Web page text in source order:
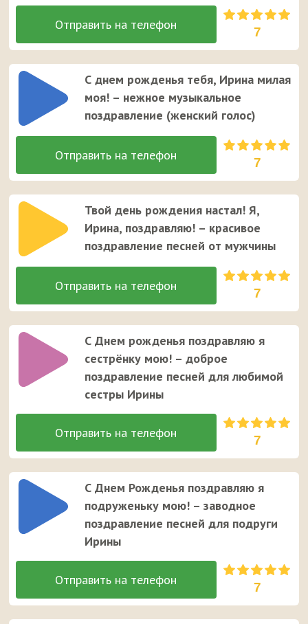
7
С днем рожденья тебя, Ирина милая
моя! – нежное музыкальное
поздравление (женский голос)
7
Твой день рождения настал! Я,
Ирина, поздравляю! – красивое
поздравление песней от мужчины
7
С Днем рожденья поздравляю я
сестрёнку мою! – доброе
поздравление песней для любимой
сестры Ирины
7
С Днем Рожденья поздравляю я
подруженьку мою! – заводное
поздравление песней для подруги
Ирины
7